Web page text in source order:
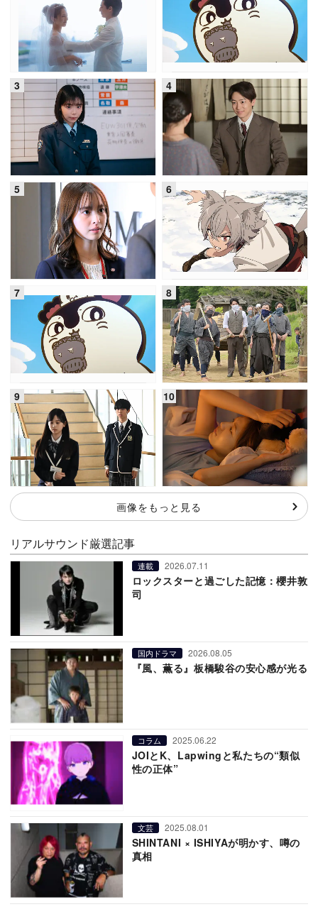
画像をもっと見る
リアルサウンド厳選記事
連載 2026.07.11
ロックスターと過ごした記憶：櫻井敦
司
国内ドラマ 2026.08.05
『風、薫る』板橋駿谷の安心感が光る
コラム 2025.06.22
JOIとK、Lapwingと私たちの“類似
性の正体”
文芸 2025.08.01
SHINTANI × ISHIYAが明かす、噂の
真相